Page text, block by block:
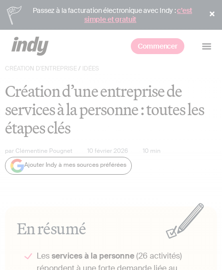
Passez à la facturation électronique avec Indy :c’est
simple et gratuit
Commencer
CRÉATION D'ENTREPRISE/ IDÉES
Création d’une entreprise de
services à la personne : toutes les
étapes clés
par Clémentine Pougnet 10 février 2026 10 min
Ajouter Indy à mes sources préférées
En résumé
Lesservices à la personne(26 activités)